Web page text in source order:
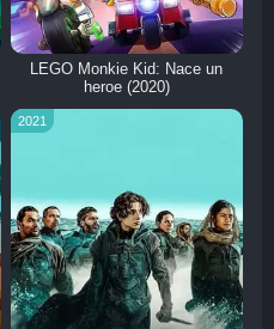
LEGO Monkie Kid: Nace un
heroe (2020)
2021